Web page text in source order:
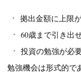
・ 拠出金額に上限
・ 60歳まで引き出
・ 投資の勉強が必
勉強機会は形式的で